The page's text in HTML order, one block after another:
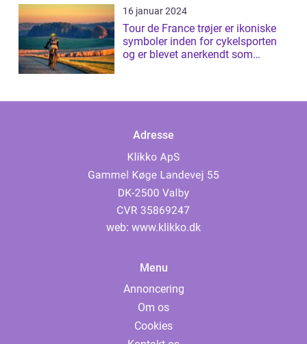
16 januar 2024
Tour de France trøjer er ikoniske
symboler inden for cykelsporten
og er blevet anerkendt som
Adresse
web: www.klikko.dk
Menu
Annoncering
Om os
Cookies